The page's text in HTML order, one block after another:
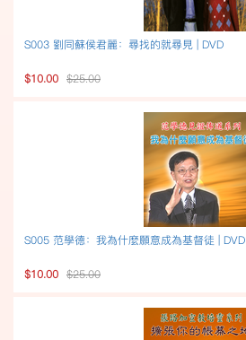
S003 劉同蘇侯君麗：尋找的就尋見 | DVD
$10.00 $25.00
S005 范學德：我為什麼願意成為基督徒 | DVD
$10.00 $25.00